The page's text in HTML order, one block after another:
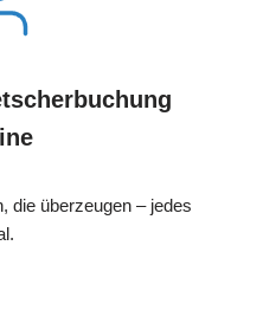
die überzeugen – jedes